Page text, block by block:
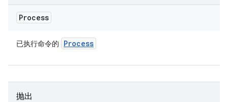
Process
已执行命令的 Process
抛出